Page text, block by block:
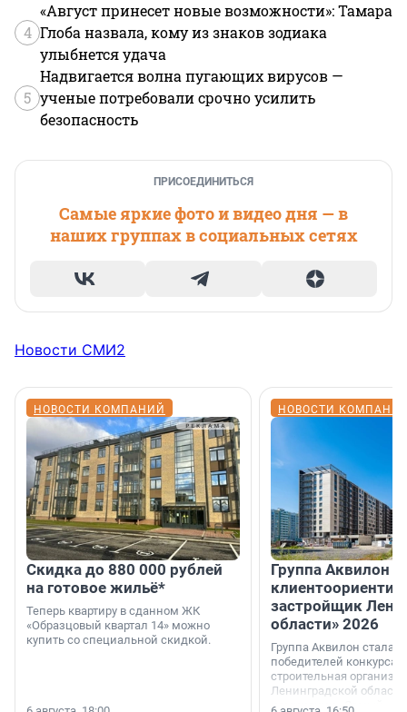
4
«Август принесет новые возможности»: Тамара
Глоба назвала, кому из знаков зодиака
улыбнется удача
5
Надвигается волна пугающих вирусов —
ученые потребовали срочно усилить
безопасность
ПРИСОЕДИНИТЬСЯ
Самые яркие фото и видео дня — в
наших группах в социальных сетях
Новости СМИ2
НОВОСТИ КОМПАНИЙ
Скидка до 880 000 рублей
на готовое жильё*
Теперь квартиру в сданном ЖК
«Образцовый квартал 14» можно
купить со специальной скидкой.
НОВОСТИ
Группа Аквилон
застройщик
области» 2026
Группа Аквилон стала
победителей конкурса
строительная
Ленинградской области
номинации «Самый